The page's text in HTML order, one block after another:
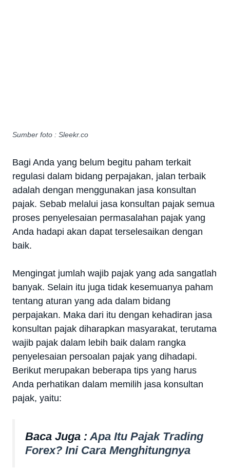
Sumber foto : Sleekr.co
Bagi Anda yang belum begitu paham terkait
regulasi dalam bidang perpajakan, jalan terbaik
adalah dengan menggunakan jasa konsultan
pajak. Sebab melalui jasa konsultan pajak semua
proses penyelesaian permasalahan pajak yang
Anda hadapi akan dapat terselesaikan dengan
baik.
Mengingat jumlah wajib pajak yang ada sangatlah
banyak. Selain itu juga tidak kesemuanya paham
tentang aturan yang ada dalam bidang
perpajakan. Maka dari itu dengan kehadiran jasa
konsultan pajak diharapkan masyarakat, terutama
wajib pajak dalam lebih baik dalam rangka
penyelesaian persoalan pajak yang dihadapi.
Berikut merupakan beberapa tips yang harus
Anda perhatikan dalam memilih jasa konsultan
pajak, yaitu:
Baca Juga : Apa Itu Pajak Trading
Forex? Ini Cara Menghitungnya